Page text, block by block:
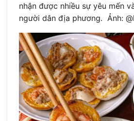
nhận được nhiều sự yêu mến
người dân địa phương. Ảnh: